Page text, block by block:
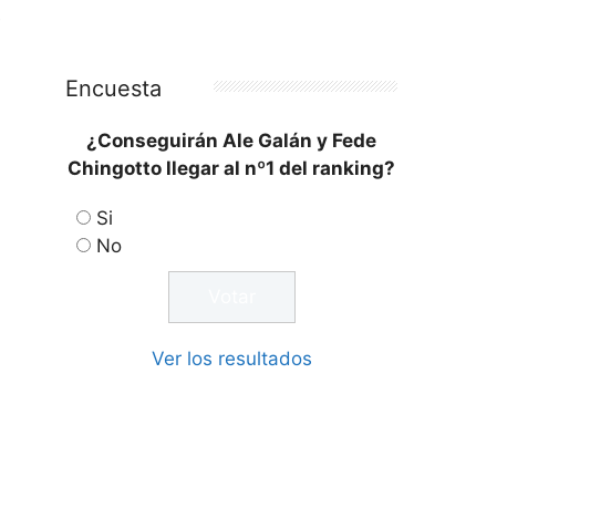
Encuesta
¿Conseguirán Ale Galán y Fede
Chingotto llegar al nº1 del ranking?
Si
No
Ver los resultados